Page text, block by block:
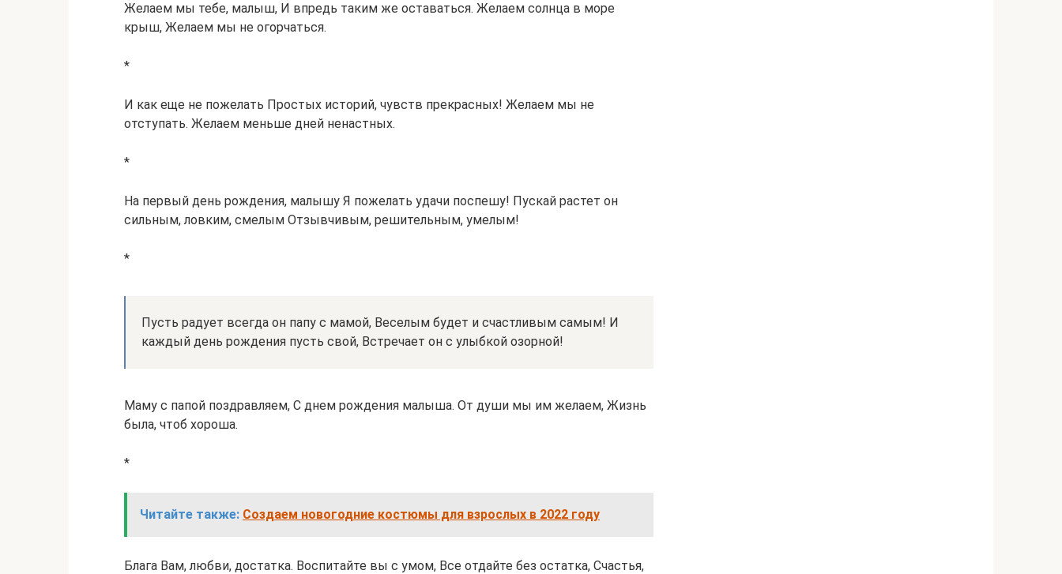
Желаем мы тебе, малыш, И впредь таким же оставаться. Желаем солнца в море
крыш, Желаем мы не огорчаться.
*
И как еще не пожелать Простых историй, чувств прекрасных! Желаем мы не
отступать. Желаем меньше дней ненастных.
*
На первый день рождения, малышу Я пожелать удачи поспешу! Пускай растет он
сильным, ловким, смелым Отзывчивым, решительным, умелым!
*
Пусть радует всегда он папу с мамой, Веселым будет и счастливым самым! И
каждый день рождения пусть свой, Встречает он с улыбкой озорной!
Маму с папой поздравляем, С днем рождения малыша. От души мы им желаем, Жизнь
была, чтоб хороша.
*
Читайте также: Создаем новогодние костюмы для взрослых в 2022 году
Блага Вам, любви, достатка. Воспитайте вы с умом, Все отдайте без остатка, Счастья,